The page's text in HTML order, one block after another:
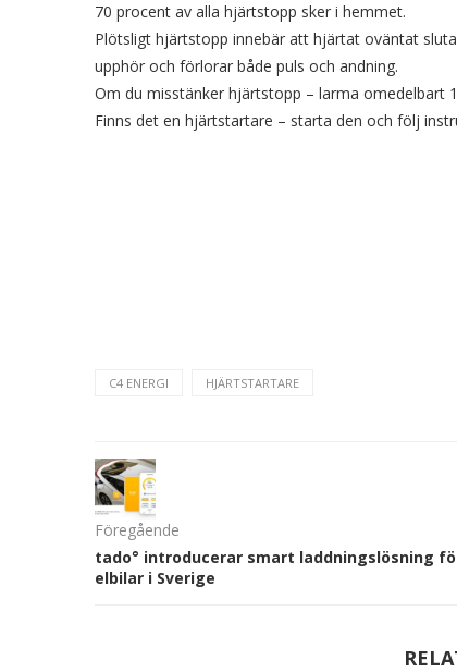
70 procent av alla hjärtstopp sker i hemmet.
Plötsligt hjärtstopp innebär att hjärtat oväntat
upphör och förlorar både puls och andning.
Om du misstänker hjärtstopp – larma omedelbart
Finns det en hjärtstartare – starta den och följ
C4 ENERGI HJÄRTSTARTARE
Föregående
tado° introducerar smart laddningslösning
elbilar i Sverige